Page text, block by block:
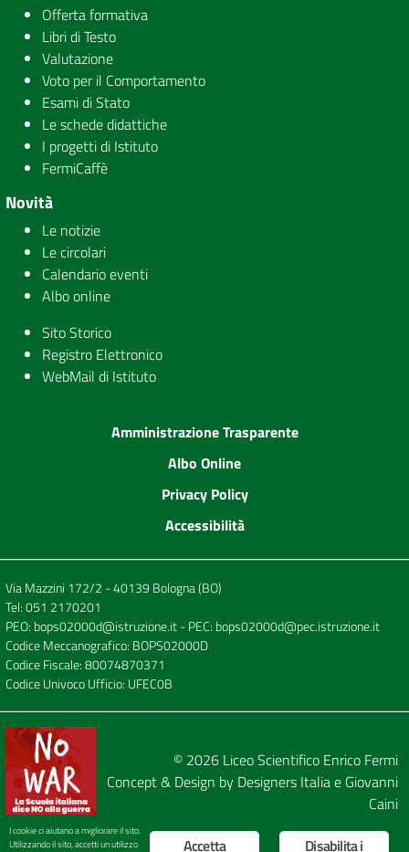
Offerta formativa
Libri di Testo
Valutazione
Voto per il Comportamento
Esami di Stato
Le schede didattiche
I progetti di Istituto
FermiCaffè
Novità
Le notizie
Le circolari
Calendario eventi
Albo online
Sito Storico
Registro Elettronico
WebMail di Istituto
Amministrazione Trasparente
Albo Online
Privacy Policy
Accessibilità
Via Mazzini 172/2 - 40139 Bologna (BO)
Tel:051 2170201
PEO: bops02000d@istruzione.it- PEC: bops02000d@pec.istruzione.it
Codice Meccanografico: BOPS02000D
Codice Fiscale: 80074870371
Codice Univoco Ufficio: UFEC0B
© 2026 Liceo Scientifico Enrico Fermi
Concept & Design by Designers Italiae Giovanni
Caini
Disabilita i
Accetta
I cookie ci aiutano a migliorare il sito.
Utilizzando il sito, accetti un utilizzo